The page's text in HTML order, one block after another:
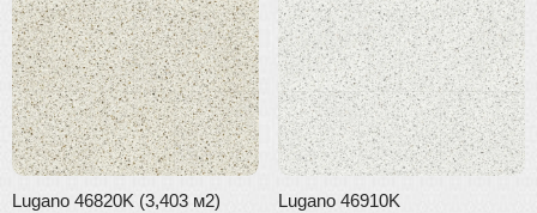
Lugano 46820K (3,403 м2) Lugano 46910K